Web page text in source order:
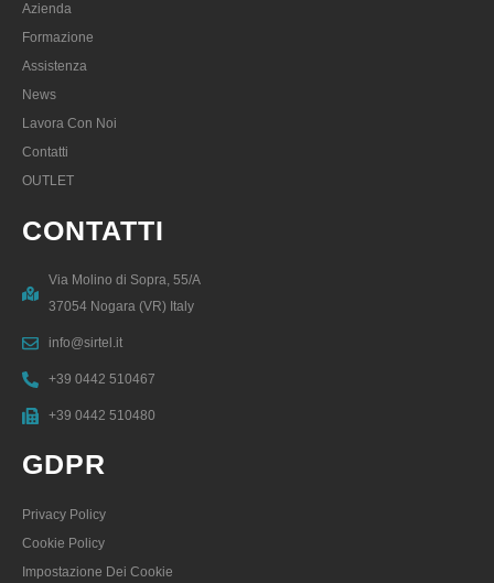
Azienda
Formazione
Assistenza
News
Lavora Con Noi
Contatti
OUTLET
CONTATTI
Via Molino di Sopra, 55/A
37054 Nogara (VR) Italy
info@sirtel.it
+39 0442 510467
+39 0442 510480
GDPR
Privacy Policy
Cookie Policy
Impostazione Dei Cookie